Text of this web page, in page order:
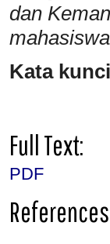
dan
Kata
Full Text:
PDF
References